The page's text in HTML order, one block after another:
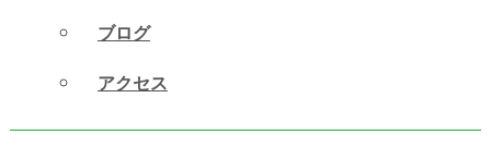
ブログ
アクセス